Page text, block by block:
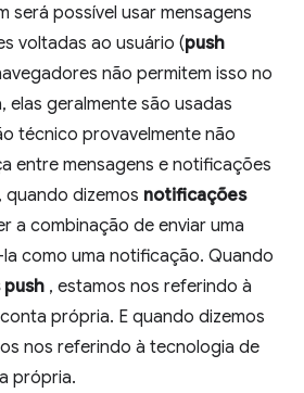
será possível usar mensagens
voltadas ao usuário (push
não permitem isso no
elas geralmente são usadas
técnico provavelmente não
entre mensagens e notificações
quando dizemos notificações
a combinação de enviar uma
como uma notificação. Quando
push , estamos nos referindo à
própria. E quando dizemos
nos referindo à tecnologia de
própria.